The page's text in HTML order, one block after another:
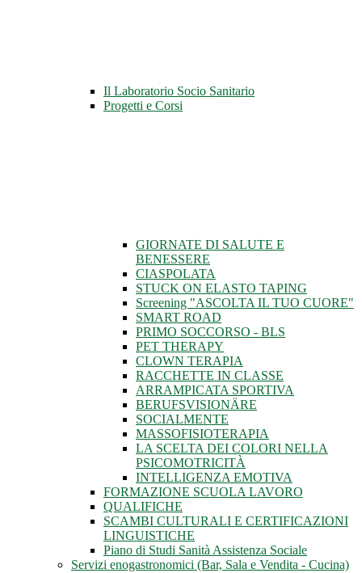
Il Laboratorio Socio Sanitario
Progetti e Corsi
GIORNATE DI SALUTE E
BENESSERE
CIASPOLATA
STUCK ON ELASTO TAPING
Screening "ASCOLTA IL TUO CUORE"
SMART ROAD
PRIMO SOCCORSO - BLS
PET THERAPY
CLOWN TERAPIA
RACCHETTE IN CLASSE
ARRAMPICATA SPORTIVA
BERUFSVISIONÄRE
SOCIALMENTE
MASSOFISIOTERAPIA
LA SCELTA DEI COLORI NELLA
PSICOMOTRICITÀ
INTELLIGENZA EMOTIVA
FORMAZIONE SCUOLA LAVORO
QUALIFICHE
SCAMBI CULTURALI E CERTIFICAZIONI
LINGUISTICHE
Piano di Studi Sanità Assistenza Sociale
Servizi enogastronomici (Bar, Sala e Vendita - Cucina)